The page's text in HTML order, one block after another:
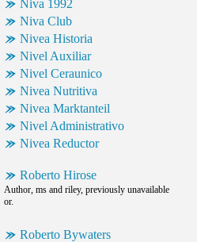
Niva 1992
Niva Club
Nivea Historia
Nivel Auxiliar
Nivel Ceraunico
Nivea Nutritiva
Nivea Marktanteil
Nivel Administrativo
Nivea Reductor
Roberto Hirose
Author, ms and riley, previously unavailable
or.
Roberto Bywaters